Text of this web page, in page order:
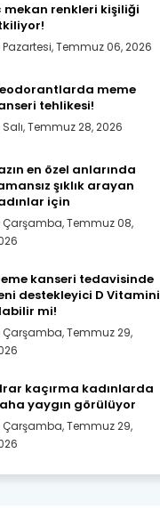
mekan renkleri kişiliği
Pazartesi, Temmuz 06, 2026
meme
tehlikesi!
Salı, Temmuz 28, 2026
en özel anlarında
şıklık arayan
için
Çarşamba, Temmuz 08,
kanseri tedavisinde
destekleyici D Vitamini
mi!
Çarşamba, Temmuz 29,
kaçırma kadınlarda
yaygın görülüyor
Çarşamba, Temmuz 29,